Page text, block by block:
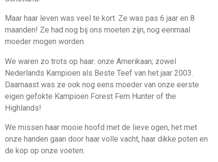
Maar haar leven was veel te kort. Ze was pas 6 jaar en 8
maanden! Ze had nog bij ons moeten zijn, nog eenmaal
moeder mogen worden.
We waren zo trots op haar: onze Amerikaan; zowel
Nederlands Kampioen als Beste Teef van het jaar 2003.
Daarnaast was ze ook nog eens moeder van onze eerste
eigen gefokte Kampioen Forest Fern Hunter of the
Highlands!
We missen haar mooie hoofd met de lieve ogen, het met
onze handen gaan door haar volle vacht, haar dikke poten en
de kop op onze voeten.